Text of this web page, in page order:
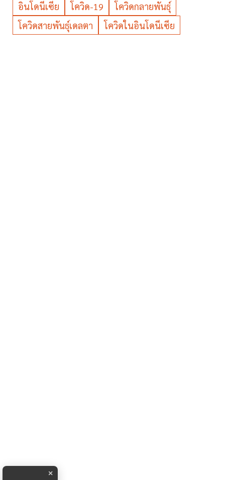
อินโดนีเซีย
โควิด-19
โควิดกลายพันธุ์
โควิดสายพันธุ์เดลตา
โควิดในอินโดนีเซีย
×